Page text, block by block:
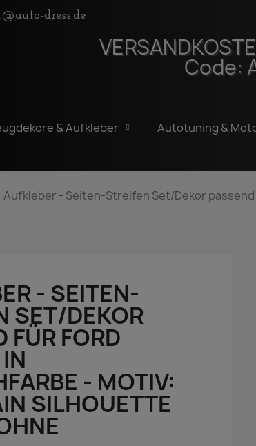
dress.de
Code:
& Aufkleber Autotuning &
Aufkleber - Seiten-Streifen Set/Dekor
- SEITEN-
SET/DEKOR
FÜR FORD
- MOTIV:
SILHOUETTE